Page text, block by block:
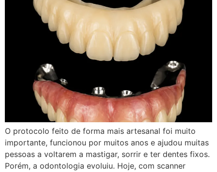
O protocolo feito de forma mais artesanal foi muito
importante, funcionou por muitos anos e ajudou muitas
pessoas a voltarem a mastigar, sorrir e ter dentes fixos.
Porém, a odontologia evoluiu. Hoje, com scanner